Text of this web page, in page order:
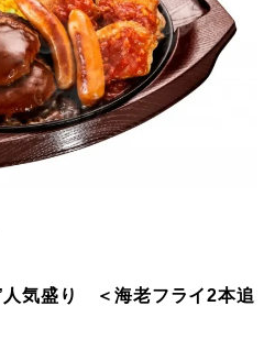
人気盛り ＜海老フライ2本追